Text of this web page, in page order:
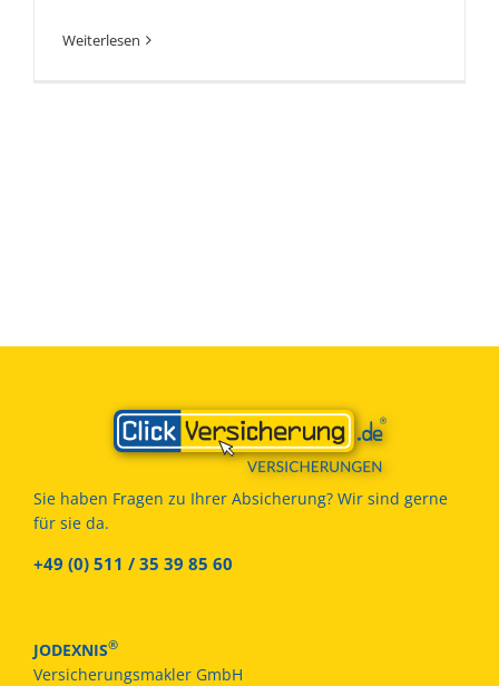
Weiterlesen
Sie haben Fragen zu Ihrer Absicherung? Wir sind gerne
für sie da.
+49 (0) 511 / 35 39 85 60
JODEXNIS®
Versicherungsmakler GmbH